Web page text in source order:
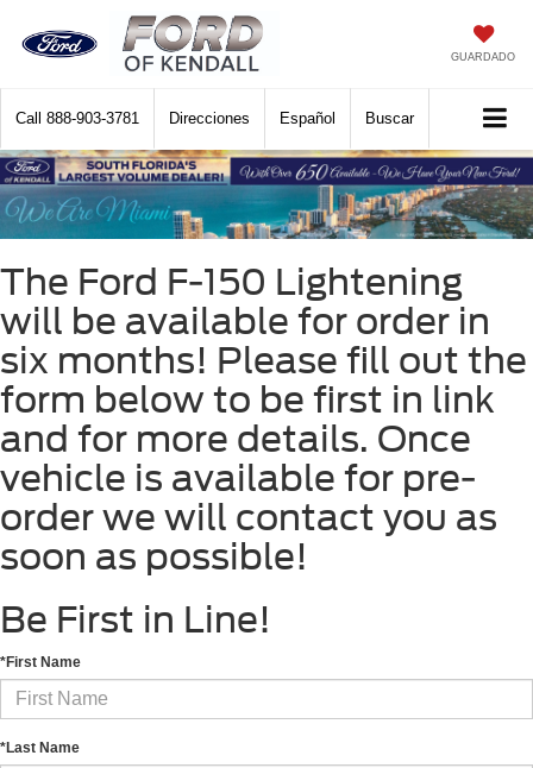
GUARDADO
Call 888-903-3781 Direcciones Español Buscar
The Ford F-150 Lightening
will be available for order in
six months! Please fill out the
form below to be first in link
and for more details. Once
vehicle is available for pre-
order we will contact you as
soon as possible!
Be First in Line!
*First Name
*Last Name